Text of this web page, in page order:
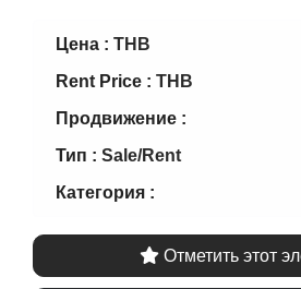
Цена : THB
Rent Price : THB
Продвижение :
Тип : Sale/Rent
Категория :
Отметить этот